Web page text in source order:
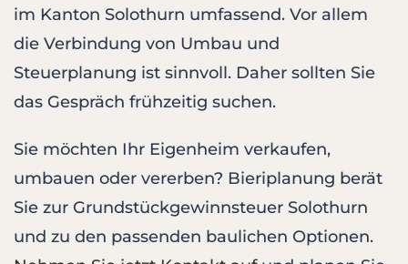
im Kanton Solothurn umfassend. Vor allem
die Verbindung von Umbau und
Steuerplanung ist sinnvoll. Daher sollten Sie
das Gespräch frühzeitig suchen.
Sie möchten Ihr Eigenheim verkaufen,
umbauen oder vererben? Bieriplanung berät
Sie zur Grundstückgewinnsteuer Solothurn
und zu den passenden baulichen Optionen.